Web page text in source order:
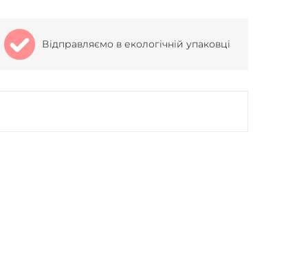
Відправляємо в екологічній упаковці